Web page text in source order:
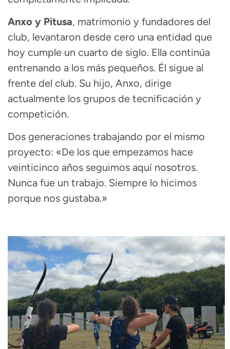
Anxo y Pitusa, matrimonio y fundadores del
club, levantaron desde cero una entidad que
hoy cumple un cuarto de siglo. Ella continúa
entrenando a los más pequeños. Él sigue al
frente del club. Su hijo, Anxo, dirige
actualmente los grupos de tecnificación y
competición.
Dos generaciones trabajando por el mismo
proyecto: «De los que empezamos hace
veinticinco años seguimos aquí nosotros.
Nunca fue un trabajo. Siempre lo hicimos
porque nos gustaba.»